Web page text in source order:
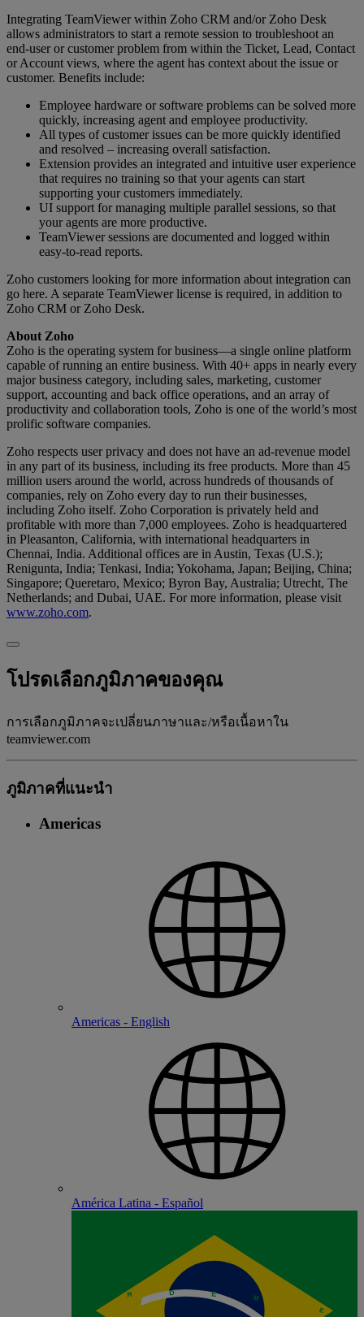
Integrating TeamViewer within Zoho CRM and/or Zoho Desk
allows administrators to start a remote session to troubleshoot an
end-user or customer problem from within the Ticket, Lead, Contact
or Account views, where the agent has context about the issue or
customer. Benefits include:
Employee hardware or software problems can be solved more
quickly, increasing agent and employee productivity.
All types of customer issues can be more quickly identified
and resolved – increasing overall satisfaction.
Extension provides an integrated and intuitive user experience
that requires no training so that your agents can start
supporting your customers immediately.
UI support for managing multiple parallel sessions, so that
your agents are more productive.
TeamViewer sessions are documented and logged within
easy-to-read reports.
Zoho customers looking for more information about integration can
go here. A separate TeamViewer license is required, in addition to
Zoho CRM or Zoho Desk.
About Zoho
Zoho is the operating system for business—a single online platform
capable of running an entire business. With 40+ apps in nearly every
major business category, including sales, marketing, customer
support, accounting and back office operations, and an array of
productivity and collaboration tools, Zoho is one of the world’s most
prolific software companies.
Zoho respects user privacy and does not have an ad-revenue model
in any part of its business, including its free products. More than 45
million users around the world, across hundreds of thousands of
companies, rely on Zoho every day to run their businesses,
including Zoho itself. Zoho Corporation is privately held and
profitable with more than 7,000 employees. Zoho is headquartered
in Pleasanton, California, with international headquarters in
Chennai, India. Additional offices are in Austin, Texas (U.S.);
Renigunta, India; Tenkasi, India; Yokohama, Japan; Beijing, China;
Singapore; Queretaro, Mexico; Byron Bay, Australia; Utrecht, The
Netherlands; and Dubai, UAE. For more information, please visit
www.zoho.com.
โปรดเลือกภูมิภาคของคุณ
การเลือกภูมิภาคจะเปลี่ยนภาษาและ/หรือเนื้อหาใน
teamviewer.com
ภูมิภาคที่แนะนํา
Americas
Americas - English
América Latina - Español